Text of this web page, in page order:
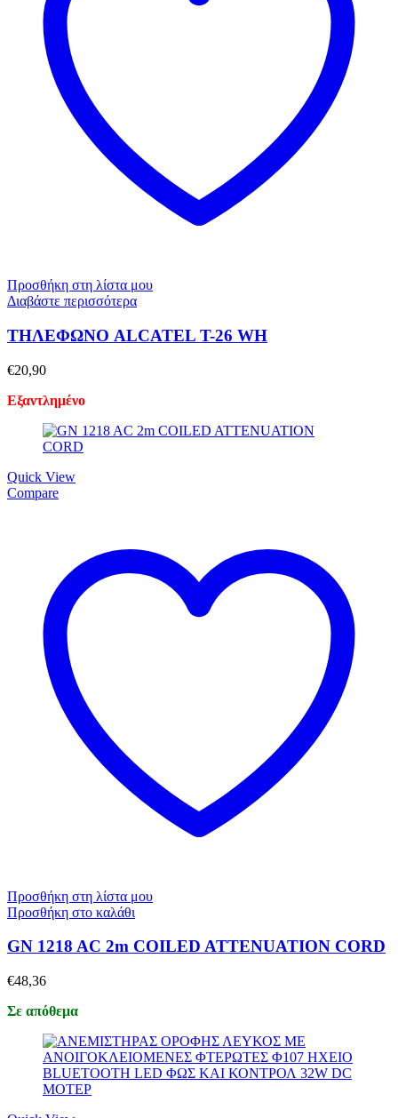
Προσθήκη στη λίστα μου
Διαβάστε περισσότερα
ΤΗΛΕΦΩΝΟ ALCATEL T-26 WH
€20,90
Εξαντλημένο
Quick View
Compare
Προσθήκη στη λίστα μου
Προσθήκη στο καλάθι
GN 1218 AC 2m COILED ATTENUATION CORD
€48,36
Σε απόθεμα